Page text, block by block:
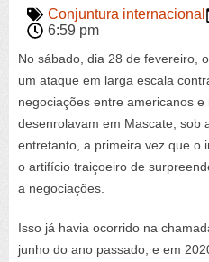
Conjuntura internacional
6:59 pm
No sábado, dia 28 de fevereiro,
um ataque em larga escala
negociações entre americanos e
desenrolavam em Mascate, sob
entretanto, a primeira vez que o
o artifício traiçoeiro de
a negociações.
Isso já havia ocorrido na
junho do ano passado, e em